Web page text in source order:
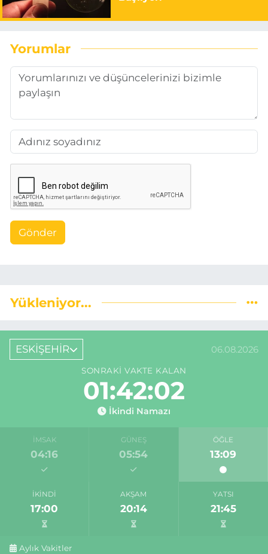
Yorumlar
Gönder
Yükleniyor...
ESKİŞEHİR 06.08.2026
SONRAKI VAKTE KALAN
01:42:01
İkindi Namazı
İMSAK
04:16
GÜNEŞ
05:54
ÖĞLE
13:09
İKINDI
17:00
AKŞAM
20:14
YATSI
21:45
Aylık Vakitler